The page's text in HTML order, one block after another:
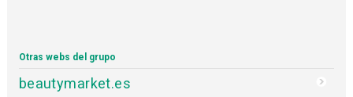
Otras webs del grupo
beautymarket.es